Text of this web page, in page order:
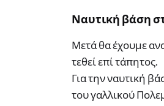
Ναυτική βάση
Μετά θα έχουμε
τεθεί επί τάπητος.
Για την ναυτική
του γαλλικού